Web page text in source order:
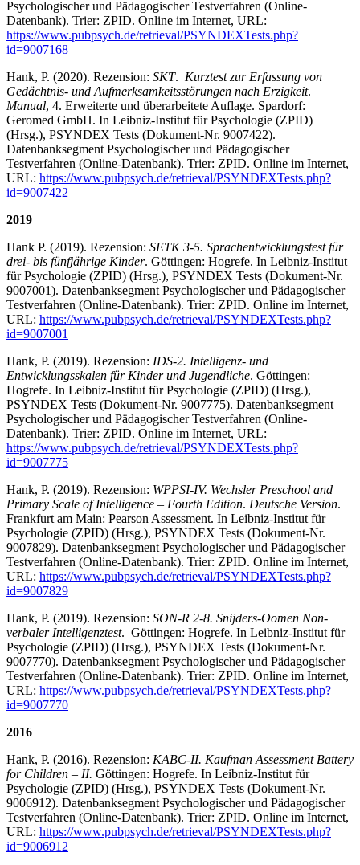
Psychologischer und Pädagogischer Testverfahren (Online-
Datenbank). Trier: ZPID. Online im Internet, URL:
https://www.pubpsych.de/retrieval/PSYNDEXTests.php?
id=9007168
Hank, P. (2020). Rezension: SKT. Kurztest zur Erfassung von
Gedächtnis- und Aufmerksamkeitsstörungen nach Erzigkeit.
Manual, 4. Erweiterte und überarbeitete Auflage. Spardorf:
Geromed GmbH. In Leibniz-Institut für Psychologie (ZPID)
(Hrsg.), PSYNDEX Tests (Dokument-Nr. 9007422).
Datenbanksegment Psychologischer und Pädagogischer
Testverfahren (Online-Datenbank). Trier: ZPID. Online im Internet,
URL: https://www.pubpsych.de/retrieval/PSYNDEXTests.php?
id=9007422
2019
Hank P. (2019). Rezension: SETK 3-5. Sprachentwicklungstest für
drei- bis fünfjährige Kinder. Göttingen: Hogrefe. In Leibniz-Institut
für Psychologie (ZPID) (Hrsg.), PSYNDEX Tests (Dokument-Nr.
9007001). Datenbanksegment Psychologischer und Pädagogischer
Testverfahren (Online-Datenbank). Trier: ZPID. Online im Internet,
URL: https://www.pubpsych.de/retrieval/PSYNDEXTests.php?
id=9007001
Hank, P. (2019). Rezension: IDS-2. Intelligenz- und
Entwicklungsskalen für Kinder und Jugendliche. Göttingen:
Hogrefe. In Leibniz-Institut für Psychologie (ZPID) (Hrsg.),
PSYNDEX Tests (Dokument-Nr. 9007775). Datenbanksegment
Psychologischer und Pädagogischer Testverfahren (Online-
Datenbank). Trier: ZPID. Online im Internet, URL:
https://www.pubpsych.de/retrieval/PSYNDEXTests.php?
id=9007775
Hank, P. (2019). Rezension: WPPSI-IV. Wechsler Preschool and
Primary Scale of Intelligence – Fourth Edition. Deutsche Version.
Frankfurt am Main: Pearson Assessment. In Leibniz-Institut für
Psychologie (ZPID) (Hrsg.), PSYNDEX Tests (Dokument-Nr.
9007829). Datenbanksegment Psychologischer und Pädagogischer
Testverfahren (Online-Datenbank). Trier: ZPID. Online im Internet,
URL: https://www.pubpsych.de/retrieval/PSYNDEXTests.php?
id=9007829
Hank, P. (2019). Rezension: SON-R 2-8. Snijders-Oomen Non-
verbaler Intelligenztest. Göttingen: Hogrefe. In Leibniz-Institut für
Psychologie (ZPID) (Hrsg.), PSYNDEX Tests (Dokument-Nr.
9007770). Datenbanksegment Psychologischer und Pädagogischer
Testverfahren (Online-Datenbank). Trier: ZPID. Online im Internet,
URL: https://www.pubpsych.de/retrieval/PSYNDEXTests.php?
id=9007770
2016
Hank, P. (2016). Rezension: KABC-II. Kaufman Assessment Battery
for Children – II. Göttingen: Hogrefe. In Leibniz-Institut für
Psychologie (ZPID) (Hrsg.), PSYNDEX Tests (Dokument-Nr.
9006912). Datenbanksegment Psychologischer und Pädagogischer
Testverfahren (Online-Datenbank). Trier: ZPID. Online im Internet,
URL: https://www.pubpsych.de/retrieval/PSYNDEXTests.php?
id=9006912